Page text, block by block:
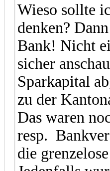
Wieso sollte
denken?
Bank! Nicht
sicher
Sparkapital
zu der
Das waren
resp.
die